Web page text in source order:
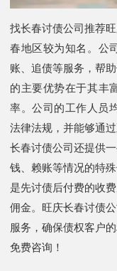
找长春讨债公司推荐
春地区较为知名。公
账、追债等服务，帮
的主要优势在于其丰
率。公司的工作人员
法律法规，并能够通
长春讨债公司还提供
钱、赖账等情况的特
是先讨债后付费的收
佣金。旺庆长春讨债
服务，确保债权客户
免费咨询！